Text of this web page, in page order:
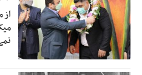
2:53
زمان جلسه سرنوشت‌ساز هیات
قلعه‌نویی مشخص شد
2:50
دفتر رهبر انقلاب: مطالب